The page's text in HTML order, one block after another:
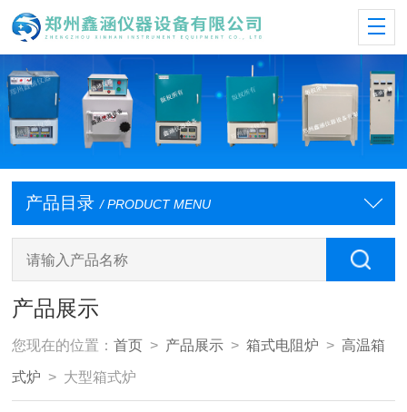
产品目录 / PRODUCT MENU
产品展示
您现在的位置：首页 > 产品展示 >箱式电阻炉 >高温箱
式炉 > 大型箱式炉